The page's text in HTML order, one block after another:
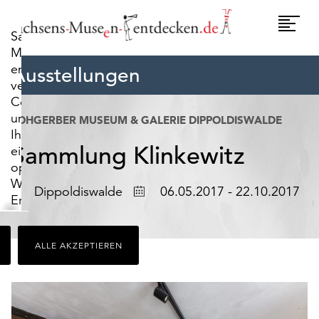
Sachsens-
Museen-
entdecken.de
verwendet
Cookies,
um
Ihnen
ein
optimales
Webseiten-
Erlebnis
zu
bieten.
Dazu
zählen
Cookies,
die
für
ALLE AKZEPTIEREN
Ausstellungen
LOHGERBER MUSEUM & GALERIE DIPPOLDISWALDE
Sammlung Klinkewitz
Ort Dippoldiswalde Datum06.05.2017 - 22.10.2017